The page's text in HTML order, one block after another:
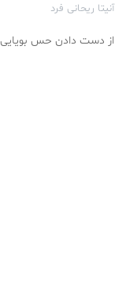
آنیتا ریحانی فرد
از دست دادن حس